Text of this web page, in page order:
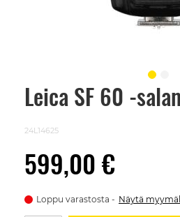
Leica SF 60 -
24L14625
599,00 €
Loppu varastosta Näytä
Skip
images
gallery